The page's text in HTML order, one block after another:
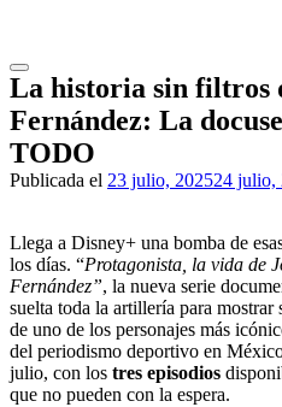
contenido
La historia sin filtros
Fernández: La
TODO
Publicada el 23 julio, 202524 julio,
Llega a Disney+ una bomba de
los días. “Protagonista, la vida de
Fernández”, la nueva serie
suelta toda la artillería para mostrar
de uno de los personajes más
del periodismo deportivo en
julio, con los tres episodios
que no pueden con la espera.